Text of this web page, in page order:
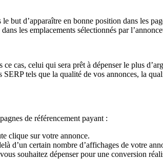
le but d’apparaître en bonne position dans les
les emplacements sélectionnés par
cas, celui qui sera prêt à dépenser le plus
SERP tels que la qualité de vos annonces, la
de référencement payant :
clique sur votre annonce.
d’un certain nombre d’affichages de votre
souhaitez dépenser pour une conversion